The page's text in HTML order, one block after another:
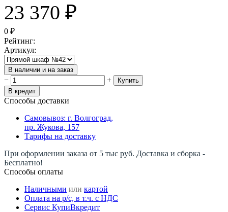
23 370 ₽
0 ₽
Рейтинг:
Артикул:
В наличии и на заказ
− +
Купить
В кредит
Способы доставки
Самовывоз: г. Волгоград,
пр. Жукова, 157
Тарифы на доставку
При оформлении заказа от 5 тыс руб. Доставка и сборка -
Бесплатно!
Способы оплаты
Наличными или картой
Оплата на р/c, в т.ч. с НДС
Сервис КупиВкредит